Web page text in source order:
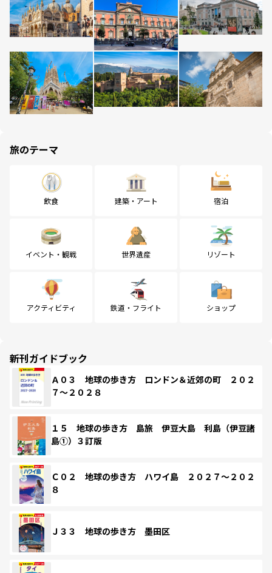
旅のテーマ
飲食 建築・アート 宿泊
イベント・観戦 世界遺産 リゾート
アクティビティ 鉄道・フライト ショップ
新刊ガイドブック
Ａ０３ 地球の歩き方 ロンドン＆近郊の町 ２０２
７～２０２８
１５ 地球の歩き方 島旅 伊豆大島 利島（伊豆諸
島①）３訂版
Ｃ０２ 地球の歩き方 ハワイ島 ２０２７～２０２
８
Ｊ３３ 地球の歩き方 墨田区